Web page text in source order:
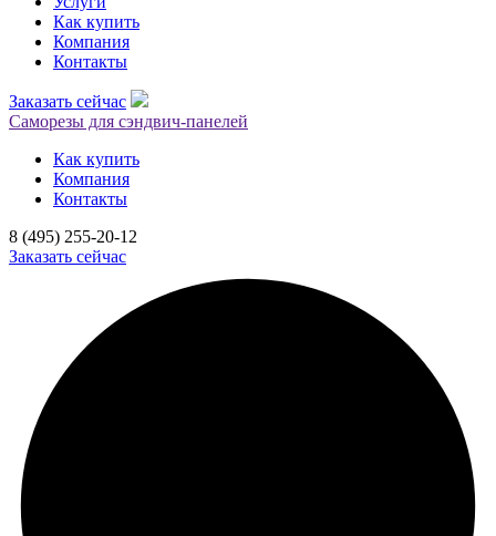
Как купить
Компания
Контакты
Заказать сейчас
Саморезы для сэндвич-панелей
Как купить
Компания
Контакты
8 (495) 255-20-12
Заказать сейчас